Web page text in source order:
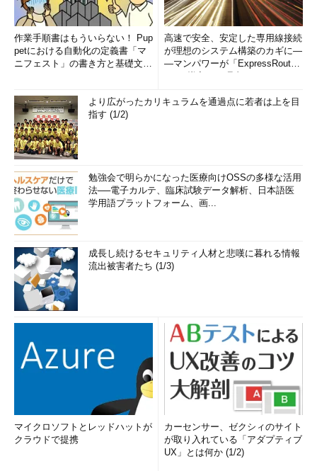
作業手順書はもういらない！ Pup
petにおける自動化の定義書「マ
ニフェスト」の書き方と基礎文法
高速で安全、安定した専用線接続
が理想のシステム構築のカギに―
―マンパワーが「ExpressRout
より広がったカリキュラムを通過点に若者は上を目
指す (1/2)
勉強会で明らかになった医療向けOSSの多様な活用
法──電子カルテ、臨床試験データ解析、日本語医
学用語プラットフォーム、画...
成長し続けるセキュリティ人材と悲嘆に暮れる情報
流出被害者たち (1/3)
マイクロソフトとレッドハットが
クラウドで提携
カーセンサー、ゼクシィのサイト
が取り入れている「アダプティブ
UX」とは何か (1/2)